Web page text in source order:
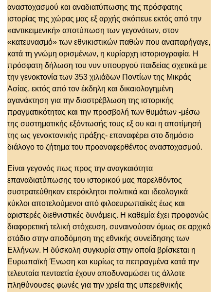
αναστοχασμού και αναδιατύπωσης της πρόσφατης
ιστορίας της χώρας μας εξ αρχής σκόπευε εκτός από την
«αντικειμενική» αποτύπωση των γεγονότων, στον
«κατευνασμό» των εθνικιστικών παθών που αναπαρήγαγε,
κατά τη γνώμη ορισμένων, η κυρίαρχη ιστοριογραφία. Η
πρόσφατη δήλωση του νυν υπουργού παιδείας σχετικά με
την γενοκτονία των 353 χιλιάδων Ποντίων της Μικράς
Ασίας, εκτός από τον έκδηλη και δικαιολογημένη
αγανάκτηση για την διαστρέβλωση της ιστορικής
πραγματικότητας και την προσβολή των θυμάτων -μέσω
της συστηματικής εξόντωσής τους εξ ου και η αποτίμησή
της ως γενοκτονικής πράξης- επαναφέρει στο δημόσιο
διάλογο το ζήτημα του προαναφερθέντος αναστοχασμού.
Είναι γεγονός πως προς την αναγκαιότητα
επαναδιατύπωσης του ιστορικού μας παρελθόντος
συστρατεύθηκαν ετερόκλητοι πολιτικά και ιδεολογικά
κύκλοι αποτελούμενοι από φιλοευρωπαϊκές έως και
αριστερές διεθνιστικές δυνάμεις. Η καθεμία έχει προφανώς
διαφορετική τελική στόχευση, συναινούσαν όμως σε αρχικό
στάδιο στην αποδόμηση της εθνικής συνείδησης των
Ελλήνων. Η δύσκολη συγκυρία στην οποία βρίσκεται η
Ευρωπαϊκή Ένωση και κυρίως τα πεπραγμένα κατά την
τελευταία πενταετία έχουν αποδυναμώσει τις άλλοτε
πληθύνουσες φωνές για την χρεία της υπερεθνικής